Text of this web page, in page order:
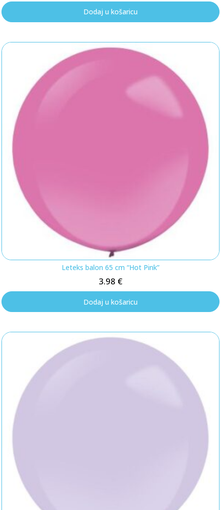
Dodaj u košaricu
Leteks balon 65 cm “Hot Pink”
3.98 €
Dodaj u košaricu